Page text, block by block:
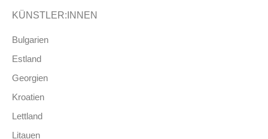
KÜNSTLER:INNEN
Bulgarien
Estland
Georgien
Kroatien
Lettland
Litauen